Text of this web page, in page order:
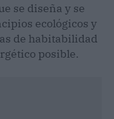
se diseña y se
ecológicos y
de habitabilidad
posible.